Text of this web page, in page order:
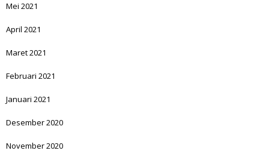
Mei 2021
April 2021
Maret 2021
Februari 2021
Januari 2021
Desember 2020
November 2020